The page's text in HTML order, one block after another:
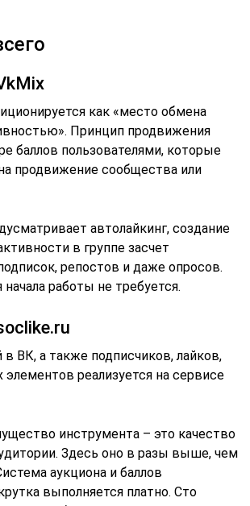
как «место обмена
Принцип продвижения
баллов пользователями, которые
продвижение сообщества или
автолайкинг, создание
в группе засчет
репостов и даже опросов.
начала работы не требуется.
в ВК, а также подписчиков, лайков,
реализуется на сервисе
инструмента – это качество
Здесь оно в разы выше, чем
аукциона и баллов
выполняется платно. Сто